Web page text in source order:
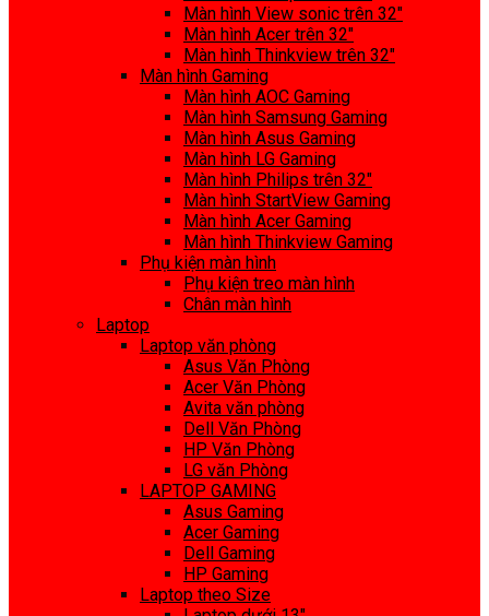
Màn hình View sonic trên 32″
Màn hình Acer trên 32″
Màn hình Thinkview trên 32″
Màn hình Gaming
Màn hình AOC Gaming
Màn hình Samsung Gaming
Màn hình Asus Gaming
Màn hình LG Gaming
Màn hình Philips trên 32″
Màn hình StartView Gaming
Màn hình Acer Gaming
Màn hình Thinkview Gaming
Phụ kiện màn hình
Phụ kiện treo màn hình
Chân màn hình
Laptop
Laptop văn phòng
Asus Văn Phòng
Acer Văn Phòng
Avita văn phòng
Dell Văn Phòng
HP Văn Phòng
LG văn Phòng
LAPTOP GAMING
Asus Gaming
Acer Gaming
Dell Gaming
HP Gaming
Laptop theo Size